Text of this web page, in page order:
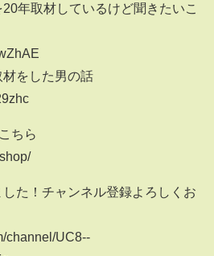
20年取材しているけど聞きたいこ
材をした男の話
ちら
た！チャンネル登録よろしくお
channel/UC8--